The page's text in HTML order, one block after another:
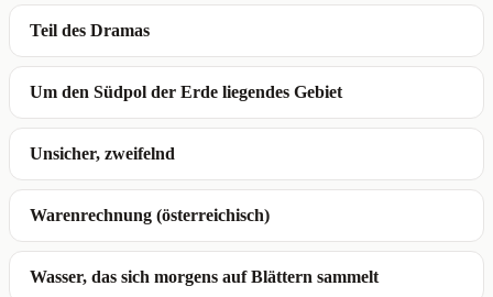
Teil des Dramas
Um den Südpol der Erde liegendes Gebiet
Unsicher, zweifelnd
Warenrechnung (österreichisch)
Wasser, das sich morgens auf Blättern sammelt